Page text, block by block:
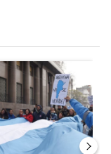
inconsistencias de
de tendencia con